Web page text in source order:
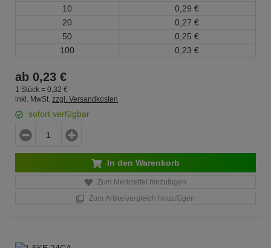
10
0, 29 €
20
0, 27 €
50
0, 25 €
100
0, 23 €
ab 0,23 €
1 Stück = 0, 32 €
inkl. MwSt. zzgl. Versandkosten
sofort verfügbar
In den Warenkorb
Zum Merkzettel hinzufügen
Zum Artikelvergleich hinzufügen